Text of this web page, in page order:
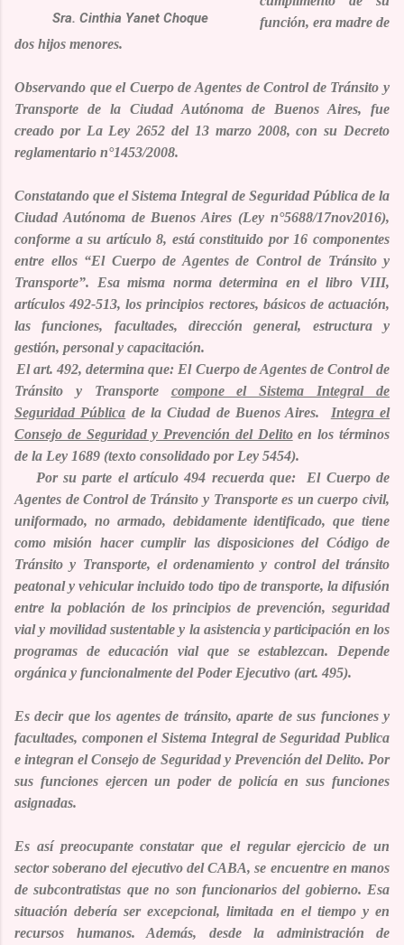
Sra. Cinthia Yanet Choque
función, era madre de
dos hijos menores.
Observando que el Cuerpo de Agentes de Control de Tránsito y
Transporte de la Ciudad Autónoma de Buenos Aires, fue
creado por La Ley 2652 del 13 marzo 2008, con su Decreto
reglamentario n°1453/2008.
Constatando que elSistema Integral de Seguridad Pública de la
Ciudad Autónoma de Buenos Aires (Ley n°5688/17nov2016),
conforme a su artículo 8, está constituido por 16 componentes
entre ellos “El Cuerpo de Agentes de Control de Tránsito y
Transporte”. Esa misma norma determina en el libro VIII,
artículos 492-513, los principios rectores, básicos de actuación,
las funciones, facultades, dirección general, estructura y
gestión, personal y capacitación.
El art. 492, determina que: El Cuerpo de Agentes de Control de
Tránsito y Transporte compone el Sistema Integral de
Seguridad Pública de la Ciudad de Buenos Aires.
Integra el
Consejo de Seguridad y Prevención del Delitoen los términos
de la Ley 1689 (texto consolidado por Ley 5454).
Por su parte el artículo 494 recuerda que:
El Cuerpo de
Agentes de Control de Tránsito y Transporte es un cuerpo civil,
uniformado, no armado, debidamente identificado, que tiene
como misión hacer cumplir las disposiciones del Código de
Tránsito y Transporte, el ordenamiento y control del tránsito
peatonal y vehicular incluido todo tipo de transporte, la difusión
entre la población de los principios de prevención, seguridad
vial y movilidad sustentable y la asistencia y participación en los
programas de educación vial que se establezcan. Depende
orgánica y funcionalmente del Poder Ejecutivo (art. 495).
Es decir que los agentes de tránsito, aparte de sus funciones y
facultades, componen el Sistema Integral de Seguridad Publica
e integran el Consejo de Seguridad y Prevención del Delito. Por
sus funciones ejercen un poder de policía en sus funciones
asignadas.
Es así preocupante constatar que el regular ejercicio de un
sector soberano del ejecutivo del CABA, se encuentre en manos
de subcontratistas que no son funcionarios del gobierno. Esa
situación debería ser excepcional, limitada en el tiempo y en
recursos humanos. Además, desde la administración de